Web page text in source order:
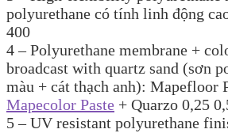
polyurethane có tính linh động
400
4 – Polyurethane membrane +
broadcast with quartz sand (sơn
màu + cát thạch anh): Mapefloor
Mapecolor Paste + Quarzo 0,25
5 – UV resistant polyurethane